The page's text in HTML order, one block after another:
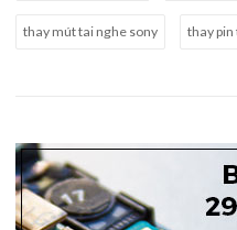
thay mút tai nghe sony thay pin